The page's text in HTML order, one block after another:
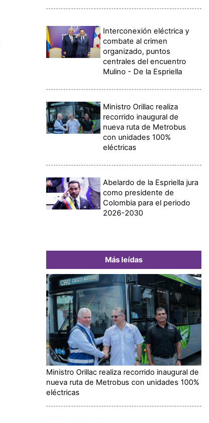
Interconexión eléctrica y
combate al crimen
organizado, puntos
centrales del encuentro
Mulino - De la Espriella
Ministro Orillac realiza
recorrido inaugural de
nueva ruta de Metrobus
con unidades 100%
eléctricas
Abelardo de la Espriella jura
como presidente de
Colombia para el periodo
2026-2030
Más leídas
Ministro Orillac realiza recorrido inaugural de
nueva ruta de Metrobus con unidades 100%
eléctricas